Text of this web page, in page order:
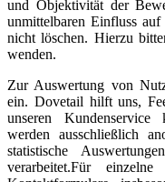
und Objektivität der
unmittelbaren Einfluss
nicht löschen. Hierzu
wenden.
Zur Auswertung von
ein. Dovetail hilft uns,
unseren
werden ausschließlich
statistische
verarbeitet.Für